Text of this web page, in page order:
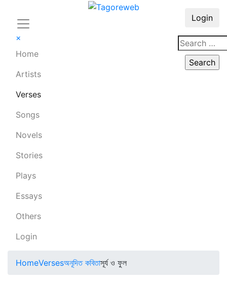
×
Home
Artists
Verses
Songs
Novels
Stories
Plays
Essays
Others
Login
Login
HomeVersesঅনূদিত কবিতাসূর্য ও ফুল